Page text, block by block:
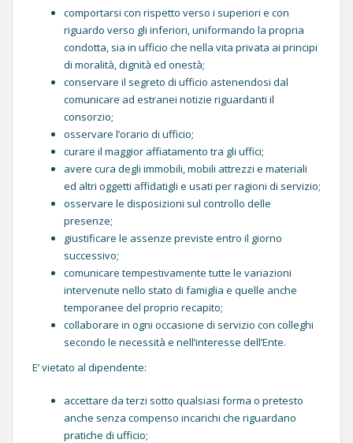
comportarsi con rispetto verso i superiori e con
riguardo verso gli inferiori, uniformando la propria
condotta, sia in ufficio che nella vita privata ai principi
di moralità, dignità ed onestà;
conservare il segreto di ufficio astenendosi dal
comunicare ad estranei notizie riguardanti il
consorzio;
osservare l’orario di ufficio;
curare il maggior affiatamento tra gli uffici;
avere cura degli immobili, mobili attrezzi e materiali
ed altri oggetti affidatigli e usati per ragioni di servizio;
osservare le disposizioni sul controllo delle
presenze;
giustificare le assenze previste entro il giorno
successivo;
comunicare tempestivamente tutte le variazioni
intervenute nello stato di famiglia e quelle anche
temporanee del proprio recapito;
collaborare in ogni occasione di servizio con colleghi
secondo le necessità e nell’interesse dell’Ente.
E’ vietato al dipendente:
accettare da terzi sotto qualsiasi forma o pretesto
anche senza compenso incarichi che riguardano
pratiche di ufficio;